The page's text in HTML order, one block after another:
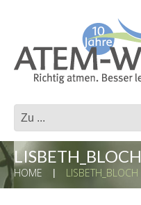
LISBETH_BLOCH
HOME LISBETH_BLOCH